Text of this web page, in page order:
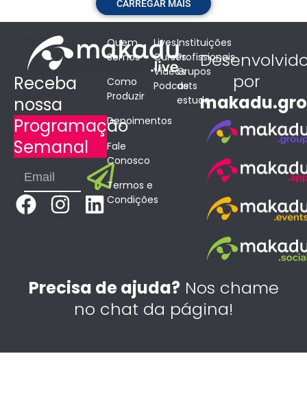
CARREGAR MAIS
Receba
nossa
Programação
Semanal
Email Submit
F
b
k
I
a
a
L
e
d
n
Quem
Somos
Como
Produzir
Depoimentos
Fale
Conosco
Termos e
Condições
Lives
Cursos
Vídeos
Podcasts
Instituições
Profissionais
Grupos
de
estudo
por
Precisa de ajuda?Nos chame
no chat da página!